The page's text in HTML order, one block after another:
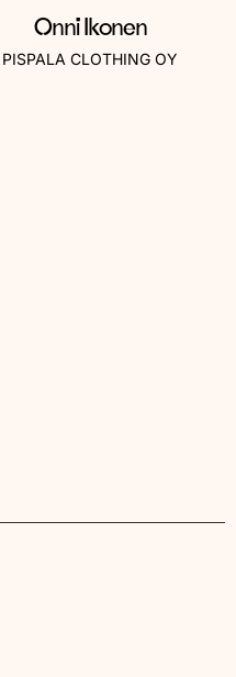
Onni Ikonen
PISPALA CLOTHING OY